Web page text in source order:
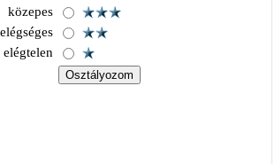
közepes
elégséges
elégtelen